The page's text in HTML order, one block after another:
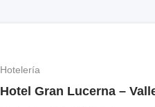
Hotelería
Hotel Gran Lucerna –